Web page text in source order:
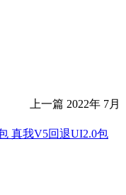
上一篇 2022年 7月
真我V5回退UI2.0包